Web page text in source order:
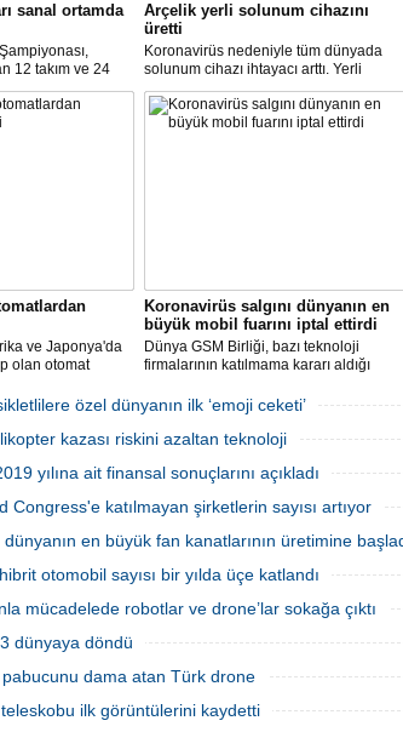
sanal ortamda
12 takım ve 24
Formula E Race at
Arçelik yerli solunum cihazını
üretti
Koronavirüs nedeniyle tüm dünyada
solunum cihazı ihtayacı arttı. Yerli
solunum cihazı için ilk çalışmayı, Biosys
Biyomedikal tasarladı, Arçelik üretti.
ASELSAN ve Baykar Savunma
ve Japonya'da
olan otomat
tarafından
VENDEX
Koronavirüs salgını dünyanın en
büyük mobil fuarını iptal ettirdi
Dünya GSM Birliği, bazı teknoloji
firmalarının katılmama kararı aldığı
yapılmayacağını açıkladı.
özel dünyanın ilk ‘emoji ceketi’
kazası riskini azaltan teknoloji
yılına ait finansal sonuçlarını açıkladı
Congress'e katılmayan şirketlerin sayısı artıyor
en büyük fan kanatlarının üretimine
otomobil sayısı bir yılda üçe katlandı
mücadelede robotlar ve drone’lar sokağa çıktı
dünyaya döndü
dama atan Türk drone
ilk görüntülerini kaydetti